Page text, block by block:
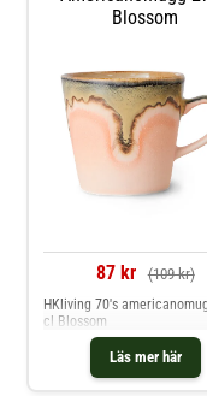
Blossom
87 kr (109 kr)
Läs mer här
HKliving 70's
cl Blossom